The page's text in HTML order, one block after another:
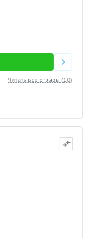
Читать все отзывы (10)